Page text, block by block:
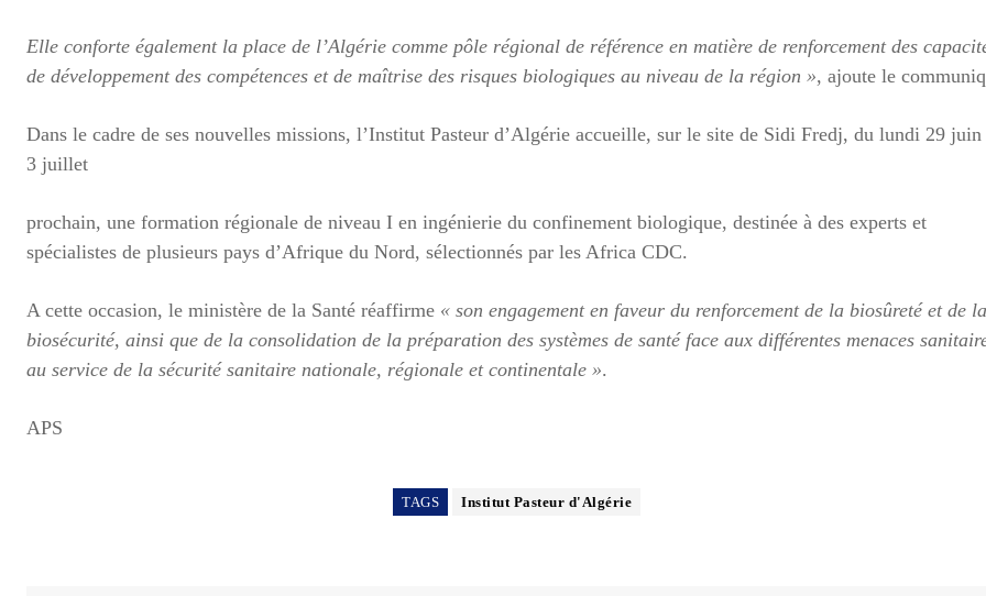
Elle conforte également la place de l’Algérie comme pôle régional de référence en matière de renforcement des
de développement des compétences et de maîtrise des risques biologiques au niveau de la région », ajoute le
Dans le cadre de ses nouvelles missions, l’Institut Pasteur d’Algérie accueille, sur le site de Sidi Fredj, du lundi 29 juin
3 juillet
prochain, une formation régionale de niveau I en ingénierie du confinement biologique, destinée à des experts et
spécialistes de plusieurs pays d’Afrique du Nord, sélectionnés par les Africa CDC.
A cette occasion, le ministère de la Santé réaffirme « son engagement en faveur du renforcement de la biosûreté et de la
biosécurité, ainsi que de la consolidation de la préparation des systèmes de santé face aux différentes menaces
au service de la sécurité sanitaire nationale, régionale et continentale ».
APS
TAGS Institut Pasteur d'Algérie